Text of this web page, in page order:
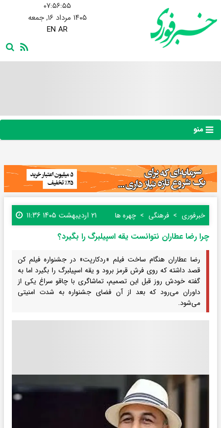
۰۷:۵۶:۵۶
۱۴۰۵ مرداد ۱۶, جمعه
EN AR
منو
خبرفوری فرهنگی چهره ها ۲۱ اردیبهشت ۱۴۰۵ ۱۱:۳۶
چرا رضا عطاران نتوانست یقه اسپیلبرگ را بگیرد؟
رضا عطاران هنگام ساخت فیلم «ردکارپت» در جشنواره فیلم کن
قصد داشته که روی فرش قرمز برود و یقه اسپیلبرگ را بگیرد اما به
گفته خودش روز قبل این تصمیم، تماشاگری با چاقو سراغ یکی از
داوران می‌رود که بعد از آن فضای جشنواره به شدت امنیتی
می‌شود.